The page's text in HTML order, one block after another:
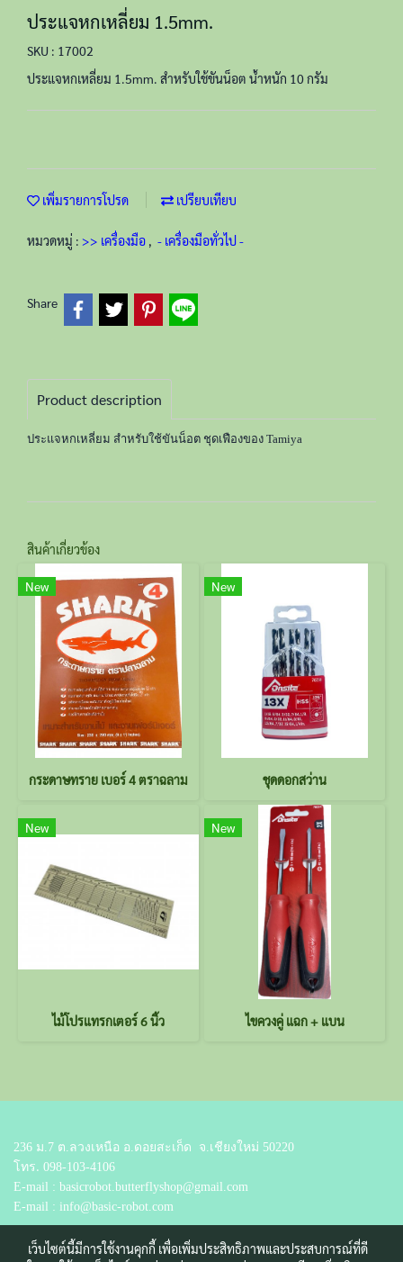
ประแจหกเหลี่ยม 1.5mm.
SKU : 17002
ประแจหกเหลี่ยม 1.5mm. สำหรับใช้ขันน็อต น้ำหนัก 10 กรัม
เพิ่มรายการโปรด เปรียบเทียบ
หมวดหมู่ : >> เครื่องมือ , - เครื่องมือทั่วไป -
Share
Product description
ประแจหกเหลี่ยม สำหรับใช้ขันน็อต ชุดเฟืองของ Tamiya
สินค้าเกี่ยวข้อง
New
กระดาษทราย เบอร์ 4 ตราฉลาม
New
ชุดดอกสว่าน
New
ไม้โปรแทรกเตอร์ 6 นิ้ว
New
ไขควงคู่ แฉก + แบน
236 ม.7 ต.ลวงเหนือ อ.ดอยสะเก็ด จ.เชียงใหม่ 50220
โทร. 098-103-4106
E-mail : basicrobot.butterflyshop@gmail.com
E-mail : info@basic-robot.com
เว็บไซต์นี้มีการใช้งานคุกกี้ เพื่อเพิ่มประสิทธิภาพและประสบการณ์ที่ดี